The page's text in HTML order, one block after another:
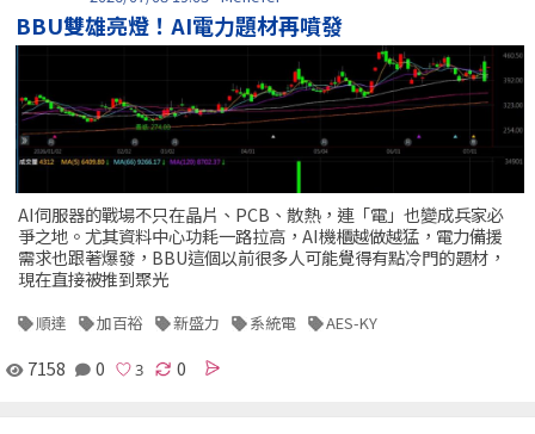
BBU雙雄亮燈！AI電力題材再噴發
AI伺服器的戰場不只在晶片、PCB、散熱，連「電」也變成兵家必
爭之地。尤其資料中心功耗一路拉高，AI機櫃越做越猛，電力備援
需求也跟著爆發，BBU這個以前很多人可能覺得有點冷門的題材，
現在直接被推到聚光
順達 加百裕 新盛力 系統電 AES-KY
7158 0 0